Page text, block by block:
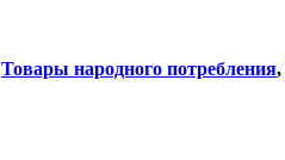
Товары народного потребления,